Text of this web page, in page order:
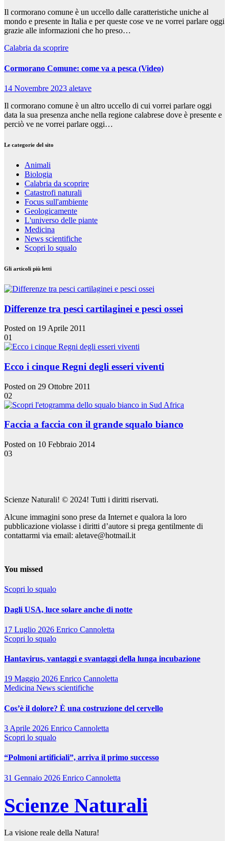
Il cormorano comune è un uccello dalle caratteristiche uniche al
mondo e presente in Italia e per queste cose ve ne vorrei parlare oggi
grazie alle informazioni che ho preso…
Calabria da scoprire
Cormorano Comune: come va a pesca (Video)
14 Novembre 2023 aletave
Il cormorano comune è un altro uccello di cui vorrei parlare oggi
data la sua presenza anche nella regione calabrese dove è presente e
perciò ve ne vorrei parlare oggi…
Le categorie del sito
Animali
Biologia
Calabria da scoprire
Catastrofi naturali
Focus sull'ambiente
Geologicamente
L'universo delle piante
Medicina
News scientifiche
Scopri lo squalo
Gli articoli più letti
Differenze tra pesci cartilaginei e pesci ossei
Posted on 19 Aprile 2011
01
Ecco i cinque Regni degli esseri viventi
Posted on 29 Ottobre 2011
02
Faccia a faccia con il grande squalo bianco
Posted on 10 Febbraio 2014
03
Scienze Naturali! © 2024! Tutti i diritti riservati.
Alcune immagini sono prese da Internet e qualora la loro
pubblicazione violasse i diritti d’autore si prega gentilmente di
contattarmi via email: aletave@hotmail.it
You missed
Scopri lo squalo
Dagli USA, luce solare anche di notte
17 Luglio 2026 Enrico Cannoletta
Scopri lo squalo
Hantavirus, vantaggi e svantaggi della lunga incubazione
19 Maggio 2026 Enrico Cannoletta
Medicina News scientifiche
Cos’è il dolore? È una costruzione del cervello
3 Aprile 2026 Enrico Cannoletta
Scopri lo squalo
“Polmoni artificiali”, arriva il primo successo
31 Gennaio 2026 Enrico Cannoletta
Scienze Naturali
La visione reale della Natura!